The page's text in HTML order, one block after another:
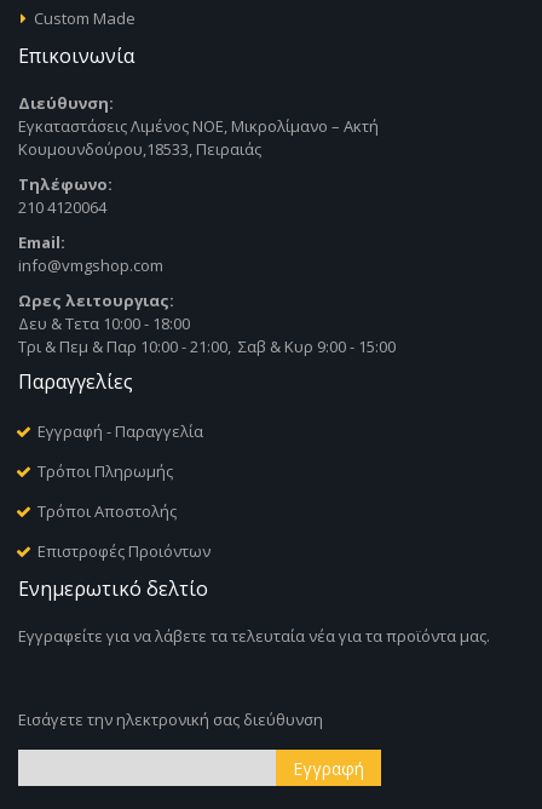
Custom Made
Επικοινωνία
Διεύθυνση:
Εγκαταστάσεις Λιμένος ΝΟΕ, Μικρολίμανο – Ακτή
Κουμουνδούρου,18533, Πειραιάς
Τηλέφωνο:
210 4120064
Email:
info@vmgshop.com
Ωρες λειτουργιας:
Δευ & Τετα 10:00 - 18:00
Τρι & Πεμ & Παρ 10:00 - 21:00, Σαβ & Κυρ 9:00 - 15:00
Παραγγελίες
Εγγραφή - Παραγγελία
Τρόποι Πληρωμής
Τρόποι Αποστολής
Επιστροφές Προιόντων
Ενημερωτικό δελτίο
Εγγραφείτε για να λάβετε τα τελευταία νέα για τα προϊόντα μας.
Εισάγετε την ηλεκτρονική σας διεύθυνση
Εγγραφή